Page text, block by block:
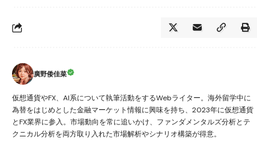
廣野倭佳菜
仮想通貨やFX、AI系について執筆活動をするWebライター。海外留学中に
為替をはじめとした金融マーケット情報に興味を持ち、2023年に仮想通貨
とFX業界に参入。市場動向を常に追いかけ、ファンダメンタルズ分析とテ
クニカル分析を両方取り入れた市場解析やシナリオ構築が得意。